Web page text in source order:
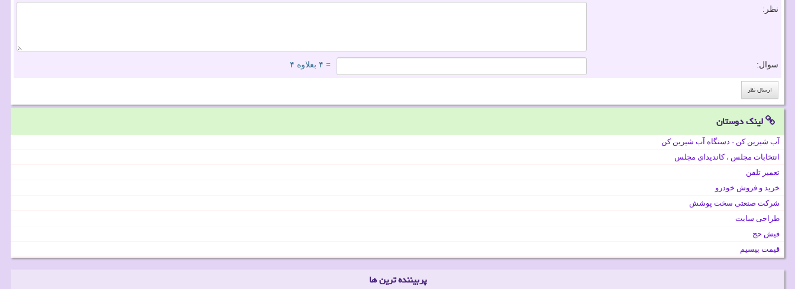
نظر:
سوال: = ۴ بعلاوه ۴
لینک دوستان
آب شیرین کن - دستگاه آب شیرین کن
انتخابات مجلس ، کاندیدای مجلس
تعمیر تلفن
خرید و فروش خودرو
شرکت صنعتی سخت پوشش
طراحی سایت
فیش حج
قیمت بیسیم
پربیننده ترین ها